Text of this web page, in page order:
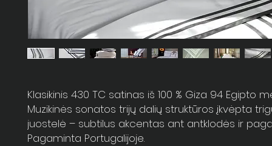
Klasikinis 430 TC satinas iš 100 % Giza 94 Egipto
Muzikinės sonatos trijų dalių struktūros įkvėpta
juostelė – subtilus akcentas ant antklodės ir
Pagaminta Portugalijoje.